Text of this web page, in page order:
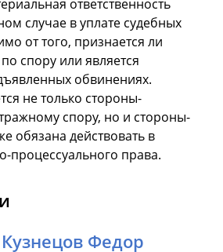
ответственность
случае в уплате судебных
от того, признается ли
спору или является
обвинениях.
не только стороны-
спору, но и стороны-
обязана действовать в
процессуального права.
Кузнецов Федор